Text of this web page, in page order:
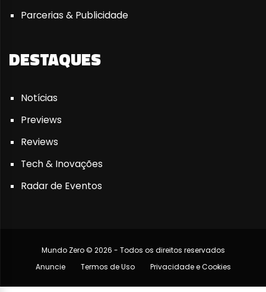
Parcerias & Publicidade
DESTAQUES
Notícias
Previews
Reviews
Tech & Inovações
Radar de Eventos
Mundo Zero © 2026 - Todos os direitos reservados
Anuncie
Termos de Uso Privacidade e Cookies